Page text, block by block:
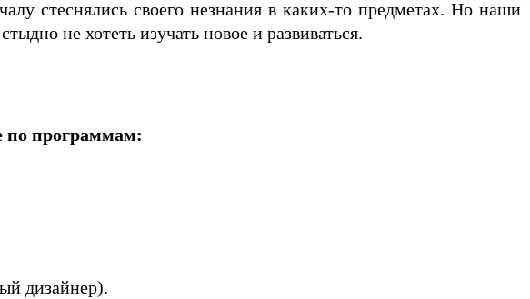
стеснялись своего незнания в каких-то предметах. Но наши
не хотеть изучать новое и развиваться.
по программам:
дизайнер).